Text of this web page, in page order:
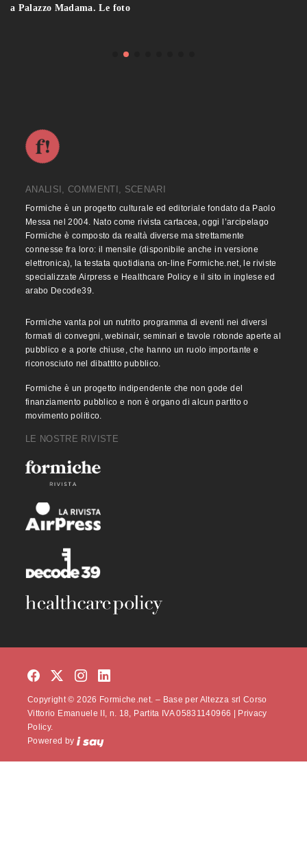
a Palazzo Madama. Le foto
ANALISI, COMMENTI, SCENARI
Formiche è un progetto culturale ed editoriale fondato da Paolo
Messa nel 2004. Nato come rivista cartacea, oggi l’arcipelago
Formiche è composto da realtà diverse ma strettamente
connesse fra loro: il mensile (disponibile anche in versione
elettronica), la testata quotidiana on-line Formiche.net, le riviste
specializzate Airpress e Healthcare Policy e il sito in inglese ed
arabo Decode39.
Formiche vanta poi un nutrito programma di eventi nei diversi
formati di convegni, webinair, seminari e tavole rotonde aperte al
pubblico e a porte chiuse, che hanno un ruolo importante e
riconosciuto nel dibattito pubblico.
Formiche è un progetto indipendente che non gode del
finanziamento pubblico e non è organo di alcun partito o
movimento politico.
LE NOSTRE RIVISTE
Copyright © 2026 Formiche.net. – Base per Altezza srl Corso
Vittorio Emanuele II, n. 18, Partita IVA 05831140966 |
Privacy
Policy.
Powered by